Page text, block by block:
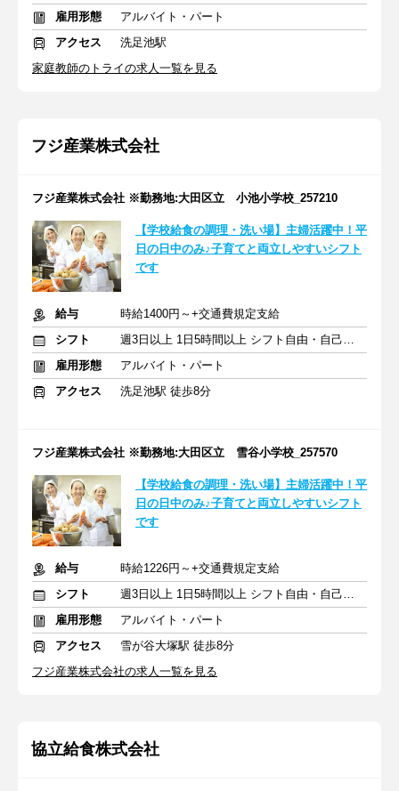
雇用形態
アルバイト・パート
アクセス
洗足池駅
家庭教師のトライの求人一覧を見る
フジ産業株式会社
フジ産業株式会社 ※勤務地:大田区立 小池小学校_257210
【学校給食の調理・洗い場】主婦活躍中！平
日の日中のみ♪子育てと両立しやすいシフト
です
給与
時給1400円～+交通費規定支給
シフト
週3日以上 1日5時間以上 シフト自由・自己申告
雇用形態
アルバイト・パート
アクセス
洗足池駅 徒歩8分
フジ産業株式会社 ※勤務地:大田区立 雪谷小学校_257570
【学校給食の調理・洗い場】主婦活躍中！平
日の日中のみ♪子育てと両立しやすいシフト
です
給与
時給1226円～+交通費規定支給
シフト
週3日以上 1日5時間以上 シフト自由・自己申告
雇用形態
アルバイト・パート
アクセス
雪が谷大塚駅 徒歩8分
フジ産業株式会社の求人一覧を見る
協立給食株式会社